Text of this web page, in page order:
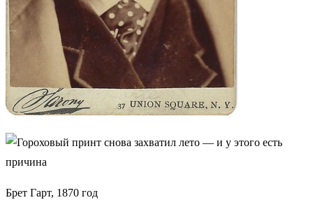
Брет Гарт, 1870 год